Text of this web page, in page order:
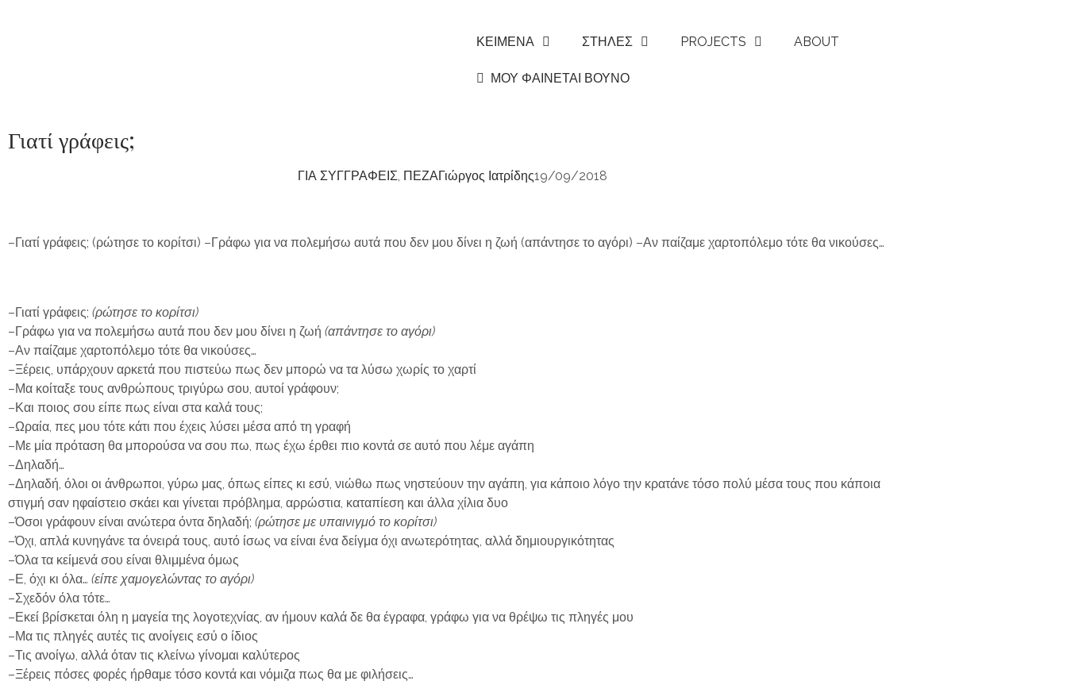
ΚΕΙΜΕΝΑ ΣΤΗΛΕΣ PROJECTS ABOUT
ΜΟΥ ΦΑΙΝΕΤΑΙ ΒΟΥΝΟ
Γιατί γράφεις;
ΓΙΑ ΣΥΓΓΡΑΦΕΙΣ, ΠΕΖΑΓιώργος Ιατρίδης19/09/2018
–Γιατί γράφεις; (ρώτησε το κορίτσι) –Γράφω για να πολεμήσω αυτά που δεν μου δίνει η ζωή (απάντησε το αγόρι) –Αν παίζαμε χαρτοπόλεμο τότε θα νικούσες…
–Γιατί γράφεις; (ρώτησε το κορίτσι)
–Γράφω για να πολεμήσω αυτά που δεν μου δίνει η ζωή (απάντησε το αγόρι)
–Αν παίζαμε χαρτοπόλεμο τότε θα νικούσες…
–Ξέρεις, υπάρχουν αρκετά που πιστεύω πως δεν μπορώ να τα λύσω χωρίς το χαρτί
–Μα κοίταξε τους ανθρώπους τριγύρω σου, αυτοί γράφουν;
–Και ποιος σου είπε πως είναι στα καλά τους;
–Ωραία, πες μου τότε κάτι που έχεις λύσει μέσα από τη γραφή
–Με μία πρόταση θα μπορούσα να σου πω, πως έχω έρθει πιο κοντά σε αυτό που λέμε αγάπη
–Δηλαδή…
–Δηλαδή, όλοι οι άνθρωποι, γύρω μας, όπως είπες κι εσύ, νιώθω πως νηστεύουν την αγάπη, για κάποιο λόγο την κρατάνε τόσο πολύ μέσα τους που κάποια
στιγμή σαν ηφαίστειο σκάει και γίνεται πρόβλημα, αρρώστια, καταπίεση και άλλα χίλια δυο
–Όσοι γράφουν είναι ανώτερα όντα δηλαδή; (ρώτησε με υπαινιγμό το κορίτσι)
–Όχι, απλά κυνηγάνε τα όνειρά τους, αυτό ίσως να είναι ένα δείγμα όχι ανωτερότητας, αλλά δημιουργικότητας
–Όλα τα κείμενά σου είναι θλιμμένα όμως
–Ε, όχι κι όλα… (είπε χαμογελώντας το αγόρι)
–Σχεδόν όλα τότε…
–Εκεί βρίσκεται όλη η μαγεία της λογοτεχνίας, αν ήμουν καλά δε θα έγραφα, γράφω για να θρέψω τις πληγές μου
–Μα τις πληγές αυτές τις ανοίγεις εσύ ο ίδιος
–Τις ανοίγω, αλλά όταν τις κλείνω γίνομαι καλύτερος
–Ξέρεις πόσες φορές ήρθαμε τόσο κοντά και νόμιζα πως θα με φιλήσεις…